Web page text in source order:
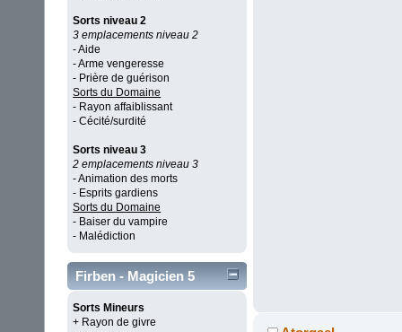
Sorts niveau 2
3 emplacements niveau 2
- Aide
- Arme vengeresse
- Prière de guérison
Sorts du Domaine
- Rayon affaiblissant
- Cécité/surdité
Sorts niveau 3
2 emplacements niveau 3
- Animation des morts
- Esprits gardiens
Sorts du Domaine
- Baiser du vampire
- Malédiction
Firben - Magicien 5
Sorts Mineurs
+ Rayon de givre